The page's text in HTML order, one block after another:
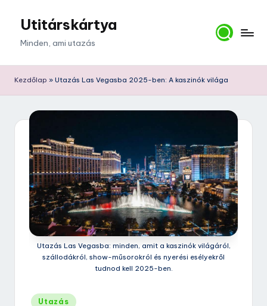
Utitárskártya
Minden, ami utazás
Kezdőlap » Utazás Las Vegasba 2025-ben: A kaszinók világa
Utazás Las Vegasba: minden, amit a kaszinók világáról,
szállodákról, show-műsorokról és nyerési esélyekről
tudnod kell 2025-ben.
Posted
Utazás